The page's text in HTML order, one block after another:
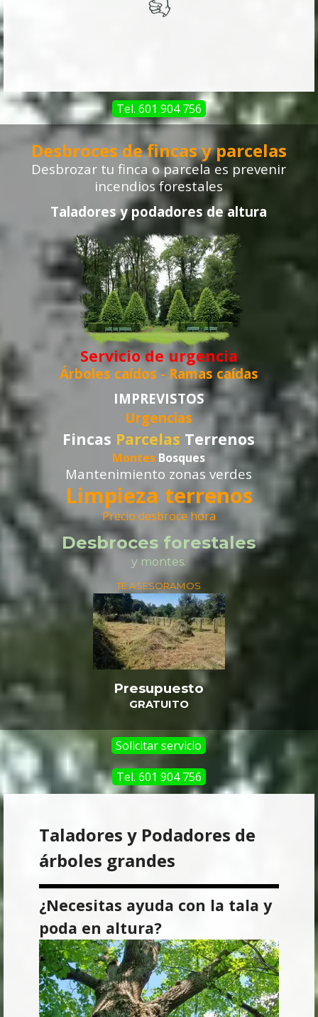
Tel. 601 904 756
Desbroces de fincas y parcelas
Desbrozar tu finca o parcela es prevenir
incendios forestales
Taladores y podadores de altura
Servicio de urgencia
Árboles caídos - Ramas caídas
IMPREVISTOS
Urgencias
Fincas Parcelas Terrenos
Montes Bosques
Mantenimiento zonas verdes
Limpieza terrenos
Precio desbroce hora
Desbroces forestales
y montes.
TE ASESORAMOS
Presupuesto
GRATUITO
Solicitar servicio
Tel. 601 904 756
Taladores y Podadores de
árboles grandes
¿Necesitas ayuda con la tala y
poda en altura?